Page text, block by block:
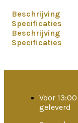
Beschrijving
Specificaties
Beschrijving
Specificaties
Voor
geleverd